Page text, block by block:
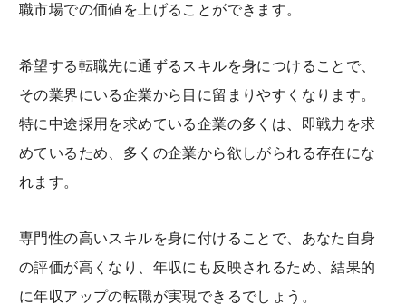
職市場での価値を上げることができます。
希望する転職先に通ずるスキルを身につけることで、
その業界にいる企業から目に留まりやすくなります。
特に中途採用を求めている企業の多くは、即戦力を求
めているため、多くの企業から欲しがられる存在にな
れます。
専門性の高いスキルを身に付けることで、あなた自身
の評価が高くなり、年収にも反映されるため、結果的
に年収アップの転職が実現できるでしょう。